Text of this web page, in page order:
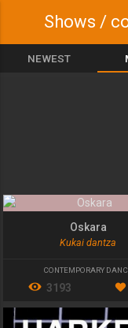
Shows /
NEWEST
Oskara
Kukai dantza
CONTEMPORARY
3193